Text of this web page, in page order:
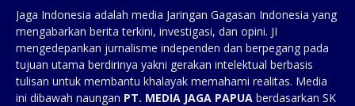
Jaga Indonesia adalah media Jaringan Gagasan Indonesia yang
mengabarkan berita terkini, investigasi, dan opini. JI
mengedepankan jurnalisme independen dan berpegang pada
tujuan utama berdirinya yakni gerakan intelektual berbasis
tulisan untuk membantu khalayak memahami realitas. Media
ini dibawah naungan PT. MEDIA JAGA PAPUA berdasarkan SK